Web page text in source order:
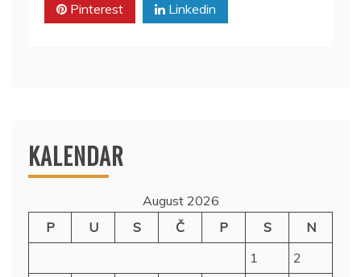
Pinterest Linkedin
KALENDAR
August 2026
P
U S Č P S
N
1
2